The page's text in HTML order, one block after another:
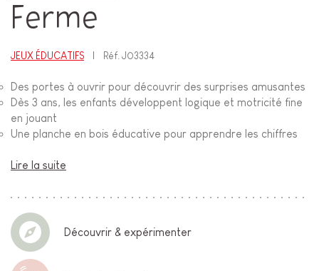
Ferme
JEUX ÉDUCATIFS Réf.J03334
Des portes à ouvrir pour découvrir des surprises amusantes
Dès 3 ans, les enfants développent logique et motricité fine
en jouant
Une planche en bois éducative pour apprendre les chiffres
Lire la suite
Découvrir & expérimenter